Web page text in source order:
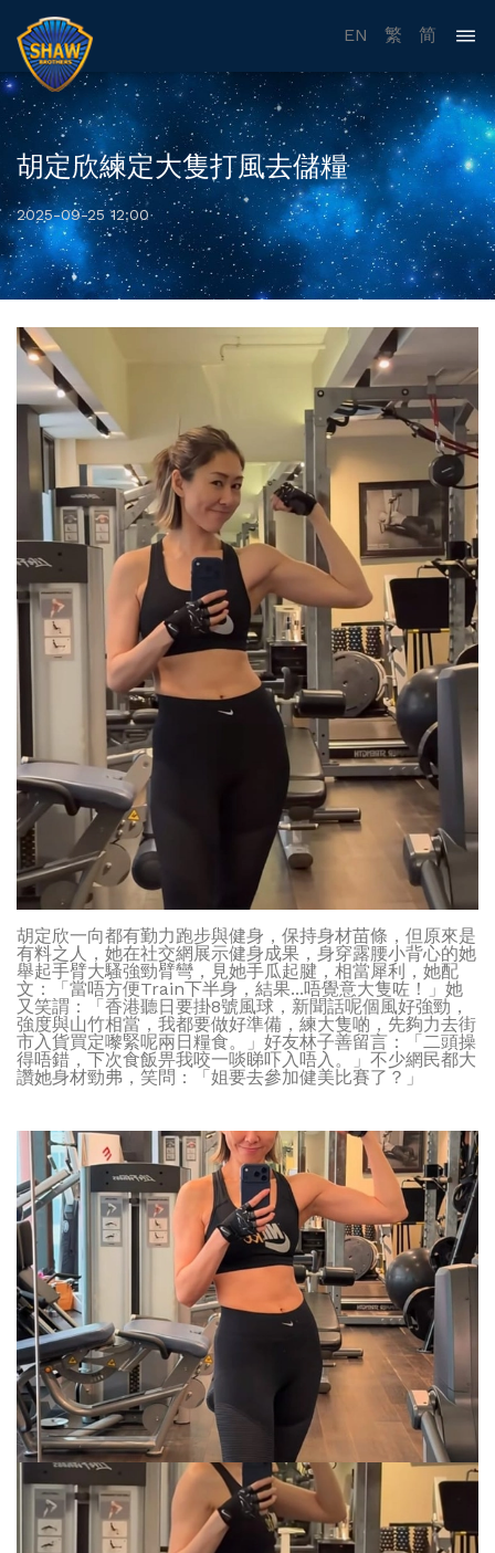
EN 繁 简
胡定欣練定大隻打風去儲糧
2025-09-25 12:00
胡定欣一向都有勤力跑步與健身，保持身材苗條，但原來是
有料之人，她在社交網展示健身成果，身穿露腰小背心的她
舉起手臂大騷強勁臂彎，見她手瓜起腱，相當犀利，她配
文：「當唔方便Train下半身，結果...唔覺意大隻咗！」她
又笑謂：「香港聽日要掛8號風球，新聞話呢個風好強勁，
強度與山竹相當，我都要做好準備，練大隻啲，先夠力去街
市入貨買定嚟緊呢兩日糧食。」好友林子善留言：「二頭操
得唔錯，下次食飯畀我咬一啖睇吓入唔入。」不少網民都大
讚她身材勁弗，笑問：「姐要去參加健美比賽了？」